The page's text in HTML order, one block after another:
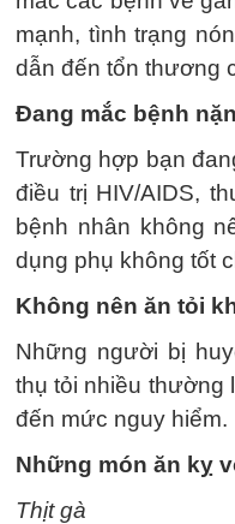
mạnh, tình trạng
dẫn đến tổn thương
Đang mắc bệnh
Trường hợp bạn
điều trị HIV/AIDS,
bệnh nhân không
dụng phụ không tốt
Không nên ăn tỏi
Những người bị
thụ tỏi nhiều thường
đến mức nguy hiểm.
Những món ăn kỵ
Thịt gà